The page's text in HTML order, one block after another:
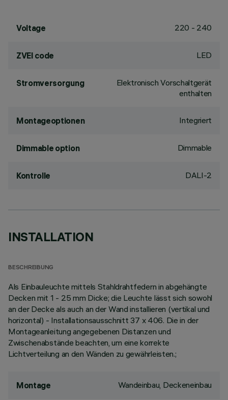
Voltage 220 - 240
ZVEI code LED
Stromversorgung
Elektronisch Vorschaltgerät
enthalten
Montageoptionen Integriert
Dimmable option Dimmable
Kontrolle DALI-2
INSTALLATION
BESCHREIBUNG
Als Einbauleuchte mittels Stahldrahtfedern in abgehängte
Decken mit 1 - 25 mm Dicke; die Leuchte lässt sich sowohl
an der Decke als auch an der Wand installieren (vertikal und
horizontal) - Installationsausschnitt 37 x 406. Die in der
Montageanleitung angegebenen Distanzen und
Zwischenabstände beachten, um eine korrekte
Lichtverteilung an den Wänden zu gewährleisten.;
Montage Wandeinbau, Deckeneinbau